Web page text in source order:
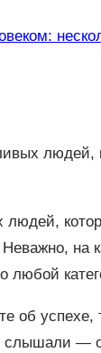
на
любой
об успехе,
—